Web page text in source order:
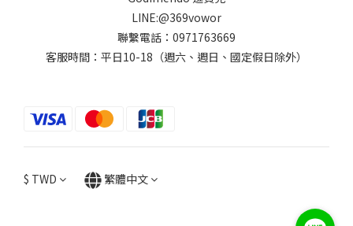
LINE:@369vowor
聯繫電話：0971763669
客服時間：平日10-18（週六、週日、國定假日除外）
$ TWD 繁體中文